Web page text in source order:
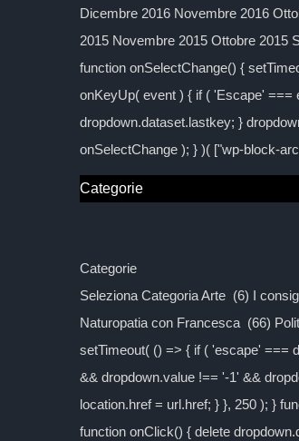
Dicembre 2016 Novembre 2016
2015 Novembre 2015 Ottobre 2015
function onSelectChange() {
onKeyUp( event ) { if ( 'Escape' ===
dropdown.dataset.lastkey; }
onSelectChange ); } )( ["wp-block-
Categorie
Categorie
Seleziona Categoria Arte (6) I
Naturopatia con Francesca (66)
setTimeout( () => { if ( 'escape' ===
&& dropdown.value !== '-1' &&
location.href = url.href; } }, 250 ); }
function onClick() { delete